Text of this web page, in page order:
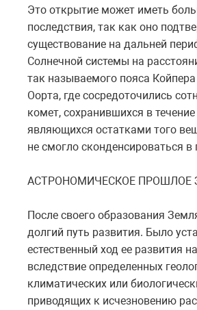
Это открытие может иметь
последствия, так как оно
существование на дальней
Солнечной системы на
так называемого пояса
Оорта, где сосредоточились
комет, сохранившихся в
являющихся остатками того
не смогло сконденсироваться в
АСТРОНОМИЧЕСКОЕ ПРОШЛОЕ
После своего образования
долгий путь развития. Было
естественный ход ее развития
вследствие определенных
климатических или
приводящих к исчезновению